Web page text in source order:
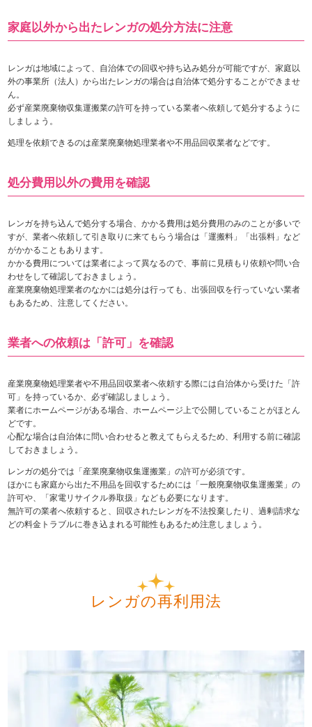
家庭以外から出たレンガの処分方法に注意
レンガは地域によって、自治体での回収や持ち込み処分が可能ですが、家庭以
外の事業所（法人）から出たレンガの場合は自治体で処分することができませ
ん。
必ず産業廃棄物収集運搬業の許可を持っている業者へ依頼して処分するように
しましょう。
処理を依頼できるのは産業廃棄物処理業者や不用品回収業者などです。
処分費用以外の費用を確認
レンガを持ち込んで処分する場合、かかる費用は処分費用のみのことが多いで
すが、業者へ依頼して引き取りに来てもらう場合は「運搬料」「出張料」など
がかかることもあります。
かかる費用については業者によって異なるので、事前に見積もり依頼や問い合
わせをして確認しておきましょう。
産業廃棄物処理業者のなかには処分は行っても、出張回収を行っていない業者
もあるため、注意してください。
業者への依頼は「許可」を確認
産業廃棄物処理業者や不用品回収業者へ依頼する際には自治体から受けた「許
可」を持っているか、必ず確認しましょう。
業者にホームページがある場合、ホームページ上で公開していることがほとん
どです。
心配な場合は自治体に問い合わせると教えてもらえるため、利用する前に確認
しておきましょう。
レンガの処分では「産業廃棄物収集運搬業」の許可が必須です。
ほかにも家庭から出た不用品を回収するためには「一般廃棄物収集運搬業」の
許可や、「家電リサイクル券取扱」なども必要になります。
無許可の業者へ依頼すると、回収されたレンガを不法投棄したり、過剰請求な
どの料金トラブルに巻き込まれる可能性もあるため注意しましょう。
レンガの再利用法